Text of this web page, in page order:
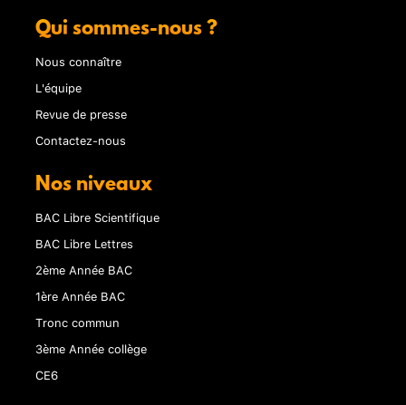
Qui sommes-nous ?
Nous connaître
L'équipe
Revue de presse
Contactez-nous
Nos niveaux
BAC Libre Scientifique
BAC Libre Lettres
2ème Année BAC
1ère Année BAC
Tronc commun
3ème Année collège
CE6